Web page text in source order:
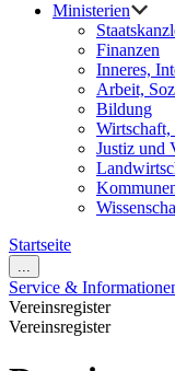
Ministerien
Finanzen
Inneres,
Arbeit,
Bildung
Justiz und
Startseite
...
Service &
Vereinsregister
Vereinsregister